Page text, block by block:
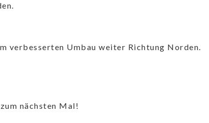
verbesserten Umbau weiter Richtung Norden.
nächsten Mal!